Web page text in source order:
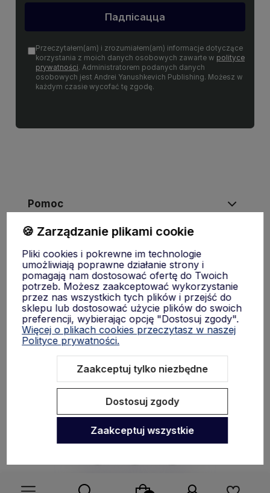
Падпісацца
Przeczytałem(am) i zrozumiałem(am) informacje dotyczące
korzystania z moich danych osobowych zawarte w polityce
prywatności. Administratorem podanych danych
osobowych jest Andrei Yanushkevich Publishing. Możesz w
każdym czasie wycofać tę zgodę.
Pomoc
Płatności i dostawa
Informacje
Sklep internetowy Shoper.pl Szablon Shoper Modern 3.0™
🍪 Zarządzanie plikami cookie
Pliki cookies i pokrewne im technologie
umożliwiają poprawne działanie strony i
pomagają nam dostosować ofertę do Twoich
potrzeb. Możesz zaakceptować wykorzystanie
przez nas wszystkich tych plików i przejść do
sklepu lub dostosować użycie plików do swoich
preferencji, wybierając opcję "Dostosuj zgody".
Więcej o plikach cookies przeczytasz w naszej
Polityce prywatności.
Zaakceptuj tylko niezbędne
Dostosuj zgody
Zaakceptuj wszystkie